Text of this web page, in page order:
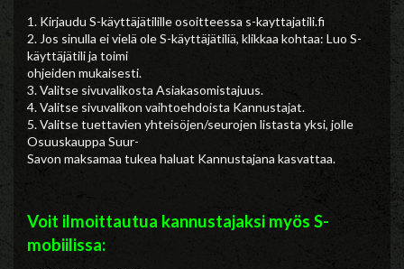
1. Kirjaudu S-käyttäjätilille osoitteessa s-kayttajatili.fi
2. Jos sinulla ei vielä ole S-käyttäjätiliä, klikkaa kohtaa: Luo S-
käyttäjätili ja toimi
ohjeiden mukaisesti.
3. Valitse sivuvalikosta Asiakasomistajuus.
4. Valitse sivuvalikon vaihtoehdoista Kannustajat.
5. Valitse tuettavien yhteisöjen/seurojen listasta yksi, jolle
Osuuskauppa Suur-
Savon maksamaa tukea haluat Kannustajana kasvattaa.
Voit ilmoittautua kannustajaksi myös S-
mobiilissa: